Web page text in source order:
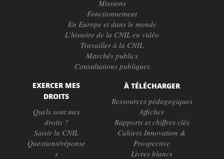
Missions
Fonctionnement
En Europe et dans le monde
L’histoire de la CNIL en vidéo
Travailler à la CNIL
Marchés publics
Consultations publiques
EXERCER MES
DROITS
Quels sont mes
droits ?
Saisir la CNIL
Questions/réponse
s
À TÉLÉCHARGER
Ressources pédagogiques
Affiches
Rapports et chiffres clés
Cahiers Innovation &
Prospective
Livres blancs